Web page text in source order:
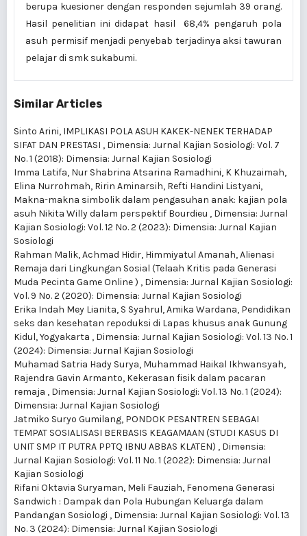
berupa kuesioner dengan responden sejumlah 39 orang.
Hasil penelitian ini didapat hasil 68,4% pengaruh pola
asuh permisif menjadi penyebab terjadinya aksi tawuran
pelajar di smk sukabumi.
Similar Articles
Sinto Arini, IMPLIKASI POLA ASUH KAKEK-NENEK TERHADAP
SIFAT DAN PRESTASI , Dimensia: Jurnal Kajian Sosiologi: Vol. 7
No. 1 (2018): Dimensia: Jurnal Kajian Sosiologi
Imma Latifa, Nur Shabrina Atsarina Ramadhini, K Khuzaimah,
Elina Nurrohmah, Ririn Aminarsih, Refti Handini Listyani,
Makna-makna simbolik dalam pengasuhan anak: kajian pola
asuh Nikita Willy dalam perspektif Bourdieu , Dimensia: Jurnal
Kajian Sosiologi: Vol. 12 No. 2 (2023): Dimensia: Jurnal Kajian
Sosiologi
Rahman Malik, Achmad Hidir, Himmiyatul Amanah,Alienasi
Remaja dari Lingkungan Sosial (Telaah Kritis pada Generasi
Muda Pecinta Game Online ) , Dimensia: Jurnal Kajian Sosiologi:
Vol. 9 No. 2 (2020): Dimensia: Jurnal Kajian Sosiologi
Erika Indah Mey Lianita, S Syahrul, Amika Wardana, Pendidikan
seks dan kesehatan repoduksi di Lapas khusus anak Gunung
Kidul, Yogyakarta , Dimensia: Jurnal Kajian Sosiologi: Vol. 13 No. 1
(2024): Dimensia: Jurnal Kajian Sosiologi
Muhamad Satria Hady Surya, Muhammad Haikal Ikhwansyah,
Rajendra Gavin Armanto, Kekerasan fisik dalam pacaran
remaja , Dimensia: Jurnal Kajian Sosiologi: Vol. 13 No. 1 (2024):
Dimensia: Jurnal Kajian Sosiologi
Jatmiko Suryo Gumilang, PONDOK PESANTREN SEBAGAI
TEMPAT SOSIALISASI BERBASIS KEAGAMAAN (STUDI KASUS DI
UNIT SMP IT PUTRA PPTQ IBNU ABBAS KLATEN) , Dimensia:
Jurnal Kajian Sosiologi: Vol. 11 No. 1 (2022): Dimensia: Jurnal
Kajian Sosiologi
Rifani Oktavia Suryaman, Meli Fauziah, Fenomena Generasi
Sandwich : Dampak dan Pola Hubungan Keluarga dalam
Pandangan Sosiologi , Dimensia: Jurnal Kajian Sosiologi: Vol. 13
No. 3 (2024): Dimensia: Jurnal Kajian Sosiologi